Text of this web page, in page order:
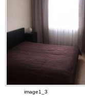
image1_3